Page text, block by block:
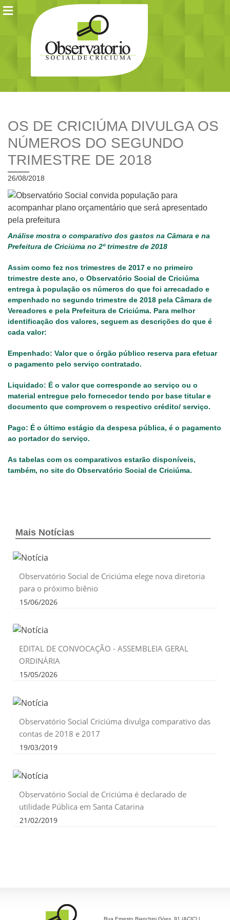
OS DE CRICIÚMA DIVULGA OS
NÚMEROS DO SEGUNDO
TRIMESTRE DE 2018
26/08/2018
Análise mostra o comparativo dos gastos na Câmara e na
Prefeitura de Criciúma no 2º trimestre de 2018
Assim como fez nos trimestres de 2017 e no primeiro
trimestre deste ano, o Observatório Social de Criciúma
entrega à população os números do que foi arrecadado e
empenhado no segundo trimestre de 2018 pela Câmara de
Vereadores e pela Prefeitura de Criciúma. Para melhor
identificação dos valores, seguem as descrições do que é
cada valor:
Empenhado: Valor que o órgão público reserva para efetuar
o pagamento pelo serviço contratado.
Liquidado: É o valor que corresponde ao serviço ou o
material entregue pelo fornecedor tendo por base titular e
documento que comprovem o respectivo crédito/ serviço.
Pago: É o último estágio da despesa pública, é o pagamento
ao portador do serviço.
As tabelas com os comparativos estarão disponíveis,
também, no site do Observatório Social de Criciúma.
Mais Notícias
Observatório Social de Criciúma elege nova diretoria
para o próximo biênio
15/06/2026
EDITAL DE CONVOCAÇÃO - ASSEMBLEIA GERAL
ORDINÁRIA
15/05/2026
Observatório Social Criciúma divulga comparativo das
contas de 2018 e 2017
19/03/2019
Observatório Social de Criciúma é declarado de
utilidade Pública em Santa Catarina
21/02/2019
Rua Ernesto Bianchini Góes, 91 (ACIC) |